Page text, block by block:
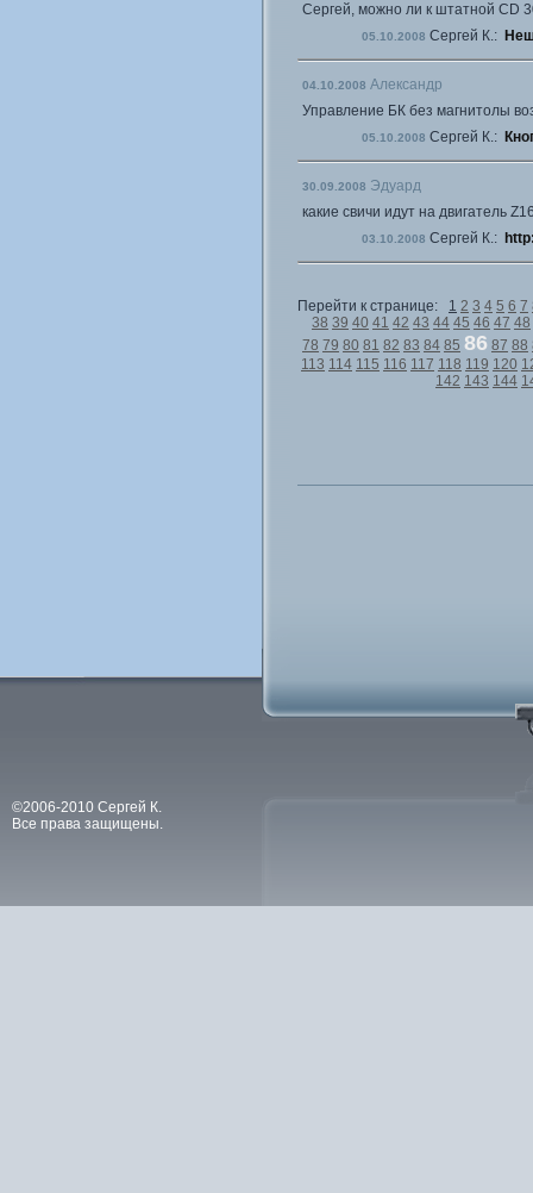
Сергей, можно ли к штатной CD
05.10.2008 Сергей К.:
04.10.2008 Александр
Управление БК без магнитолы
05.10.2008 Сергей К.:
30.09.2008 Эдуард
какие свичи идут на двигатель
03.10.2008 Сергей К.:
Перейти к странице: 1 2 3 4 5 6 7
38 39 40 41 42 43 44 45 46 47 48
78 79 80 81 82 83 84 85 86 87 88
113 114 115 116 117 118 119 120
142 143 144
©2006-2010 Сергей К.
Все права защищены.